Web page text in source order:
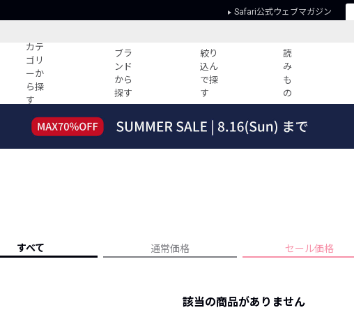
Safari公式ウェブマガジン
カテ
ゴリ
ーか
ら探
す
ブラ
ンド
から
探す
絞り
込ん
で探
す
読
み
も
の
すべての記事
人気記事ランキング
プライバシーポリシー
すべて 通常価格 セール価格
該当の商品がありません